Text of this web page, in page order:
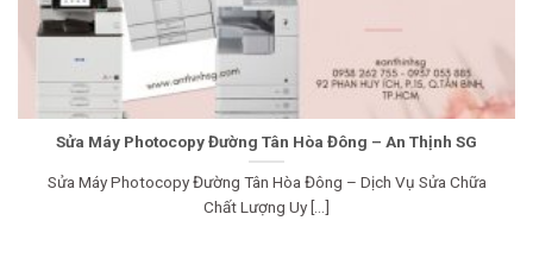
Sửa Máy Photocopy Đường Tân Hòa Đông – An Thịnh SG
Sửa Máy Photocopy Đường Tân Hòa Đông – Dịch Vụ Sửa Chữa
Chất Lượng Uy [...]